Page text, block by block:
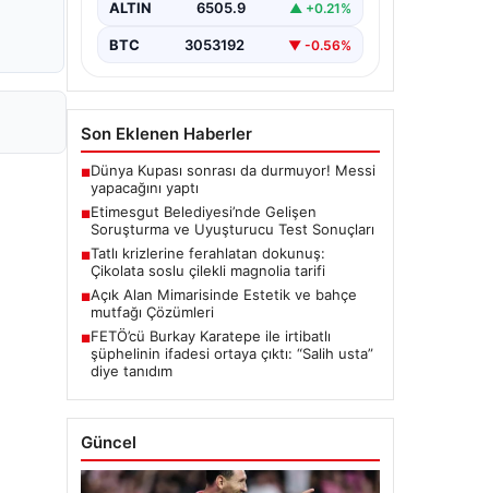
seriyor. Soruşturma kapsamında,…
ALTIN 6505.9 ▲ +0.21%
BTC 3053192 ▼ -0.56%
Son Eklenen Haberler
■Dünya Kupası sonrası da durmuyor! Messi
yapacağını yaptı
■Etimesgut Belediyesi’nde Gelişen
Soruşturma ve Uyuşturucu Test Sonuçları
■Tatlı krizlerine ferahlatan dokunuş:
Çikolata soslu çilekli magnolia tarifi
■Açık Alan Mimarisinde Estetik ve bahçe
mutfağı Çözümleri
■FETÖ’cü Burkay Karatepe ile irtibatlı
şüphelinin ifadesi ortaya çıktı: “Salih usta”
diye tanıdım
Güncel